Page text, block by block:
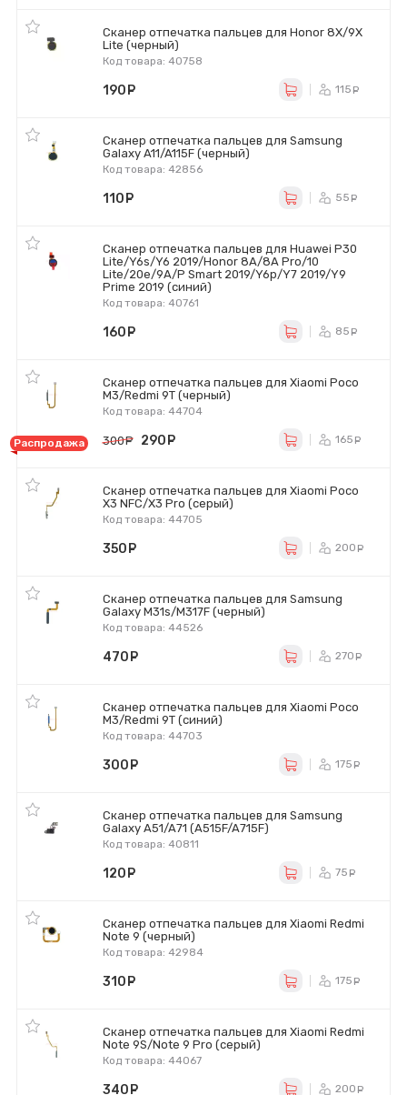
Сканер отпечатка пальцев для Honor 8X/9X
Lite (черный)
Код товара: 40758
190 115
Сканер отпечатка пальцев для Samsung
Galaxy A11/A115F (черный)
Код товара: 42856
110 55
Сканер отпечатка пальцев для Huawei P30
Lite/Y6s/Y6 2019/Honor 8A/8A Pro/10
Lite/20e/9A/P Smart 2019/Y6p/Y7 2019/Y9
Prime 2019 (синий)
Код товара: 40761
160 85
Сканер отпечатка пальцев для Xiaomi Poco
M3/Redmi 9T (черный)
Код товара: 44704
Распродажа 300 руб.
290 165
Сканер отпечатка пальцев для Xiaomi Poco
X3 NFC/X3 Pro (серый)
Код товара: 44705
350 200
Сканер отпечатка пальцев для Samsung
Galaxy M31s/M317F (черный)
Код товара: 44526
470 270
Сканер отпечатка пальцев для Xiaomi Poco
M3/Redmi 9T (синий)
Код товара: 44703
300 175
Сканер отпечатка пальцев для Samsung
Galaxy A51/A71 (A515F/A715F)
Код товара: 40811
120 75
Сканер отпечатка пальцев для Xiaomi Redmi
Note 9 (черный)
Код товара: 42984
310 175
Сканер отпечатка пальцев для Xiaomi Redmi
Note 9S/Note 9 Pro (серый)
Код товара: 44067
340 200